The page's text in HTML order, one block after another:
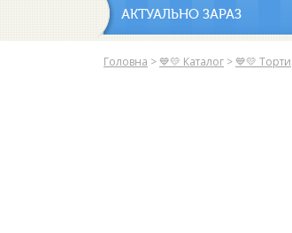
АКТУАЛЬНО ЗАРАЗ
Головна > 💙💛 Каталог > 💙💛 Торти